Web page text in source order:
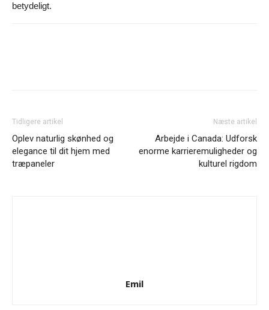
betydeligt.
Tidligere artikel
Oplev naturlig skønhed og
elegance til dit hjem med
træpaneler
Næste artikel
Arbejde i Canada: Udforsk
enorme karrieremuligheder og
kulturel rigdom
Emil